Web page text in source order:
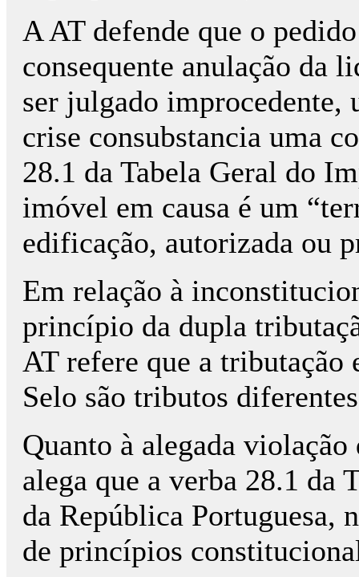
A AT defende que o
consequente anulação da
ser julgado improcedente,
crise consubstancia uma
28.1 da Tabela Geral do
imóvel em causa é um
edificação, autorizada ou
Em relação à
princípio da dupla
AT refere que a tributação
Selo são tributos
Quanto à alegada
alega que a verba 28.1 da
da República Portuguesa,
de princípios